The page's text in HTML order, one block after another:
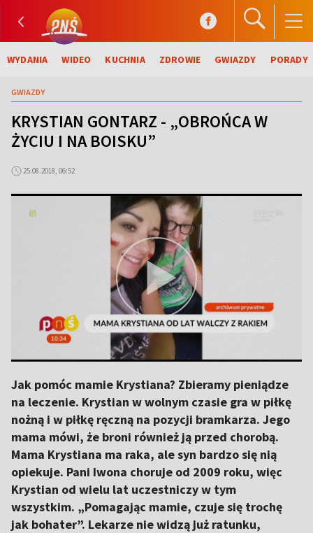
WYDANIA WIDEO KUCHNIA ZDROWIE GWIAZDY PORADY
GWIAZDY
KRYSTIAN GONTARZ - „OBROŃCA W
ŻYCIU I NA BOISKU”
25.08.2018, 06:52
Jak pomóc mamie Krystiana? Zbieramy pieniądze
na leczenie. Krystian w wolnym czasie gra w piłkę
nożną i w piłkę ręczną na pozycji bramkarza. Jego
mama mówi, że broni również ją przed chorobą.
Mama Krystiana ma raka, ale syn bardzo się nią
opiekuje. Pani Iwona choruje od 2009 roku, więc
Krystian od wielu lat uczestniczy w tym
wszystkim. „Pomagając mamie, czuje się trochę
jak bohater”. Lekarze nie widzą już ratunku,